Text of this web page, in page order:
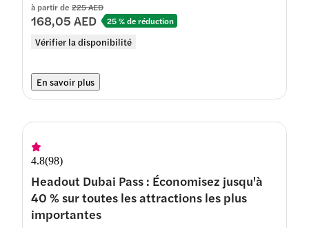
à partir de 225 AED
168,05 AED 25 % de réduction
Vérifier la disponibilité
En savoir plus
4.8(98)
Headout Dubai Pass : Économisez jusqu'à
40 % sur toutes les attractions les plus
importantes